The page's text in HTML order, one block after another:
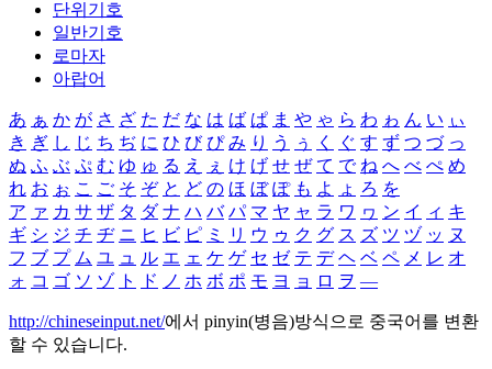
단위기호
일반기호
로마자
아랍어
あ ぁ か が さ ざ た だ な は ば ぱ ま や ゃ ら わ ゎ ん い ぃ
き ぎ し じ ち ぢ に ひ び ぴ み り う ぅ く ぐ す ず つ づ っ
ぬ ふ ぶ ぷ む ゆ ゅ る え ぇ け げ せ ぜ て で ね へ べ ぺ め
れ お ぉ こ ご そ ぞ と ど の ほ ぼ ぽ も よ ょ ろ を
ア ァ カ サ ザ タ ダ ナ ハ バ パ マ ヤ ャ ラ ワ ヮ ン イ ィ キ
ギ シ ジ チ ヂ ニ ヒ ビ ピ ミ リ ウ ゥ ク グ ス ズ ツ ヅ ッ ヌ
フ ブ プ ム ユ ュ ル エ ェ ケ ゲ セ ゼ テ デ ヘ ベ ペ メ レ オ
ォ コ ゴ ソ ゾ ト ド ノ ホ ボ ポ モ ヨ ョ ロ ヲ ―
http://chineseinput.net/에서 pinyin(병음)방식으로 중국어를 변환
할 수 있습니다.